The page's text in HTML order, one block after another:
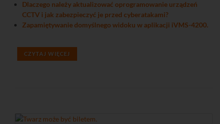
Dlaczego należy aktualizować oprogramowanie urządzeń
CCTV i jak zabezpieczyć je przed cyberatakami?
Zapamiętywanie domyślnego widoku w aplikacji iVMS-4200.
CZYTAJ WIĘCEJ